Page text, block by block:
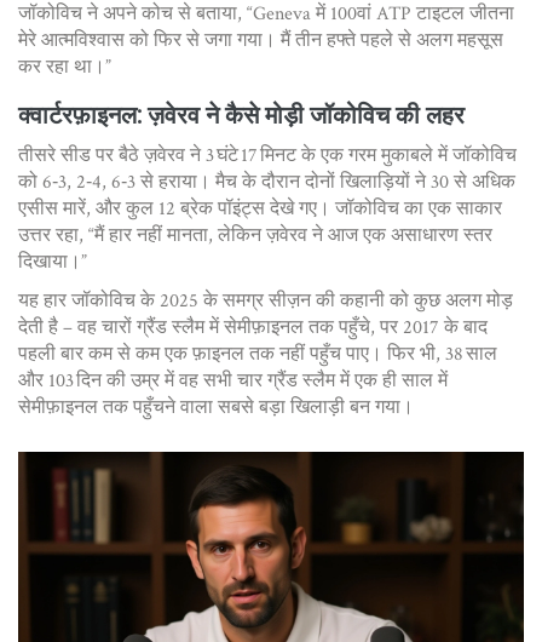
जॉकोविच ने अपने कोच से बताया, “Geneva में 100वां ATP टाइटल जीतना
मेरे आत्मविश्वास को फिर से जगा गया। मैं तीन हफ्ते पहले से अलग महसूस
कर रहा था।”
क्वार्टरफ़ाइनल: ज़वेरव ने कैसे मोड़ी जॉकोविच की लहर
तीसरे सीड पर बैठे ज़वेरव ने 3 घंटे 17 मिनट के एक गरम मुकाबले में जॉकोविच
को 6‑3, 2‑4, 6‑3 से हराया। मैच के दौरान दोनों खिलाड़ियों ने 30 से अधिक
एसीस मारें, और कुल 12 ब्रेक पॉइंट्स देखे गए। जॉकोविच का एक साकार
उत्तर रहा, “मैं हार नहीं मानता, लेकिन ज़वेरव ने आज एक असाधारण स्तर
दिखाया।”
यह हार जॉकोविच के 2025 के समग्र सीज़न की कहानी को कुछ अलग मोड़
देती है – वह चारों ग्रैंड स्लैम में सेमीफ़ाइनल तक पहुँचे, पर 2017 के बाद
पहली बार कम से कम एक फ़ाइनल तक नहीं पहुँच पाए। फिर भी, 38 साल
और 103 दिन की उम्र में वह सभी चार ग्रैंड स्लैम में एक ही साल में
सेमीफ़ाइनल तक पहुँचने वाला सबसे बड़ा खिलाड़ी बन गया।